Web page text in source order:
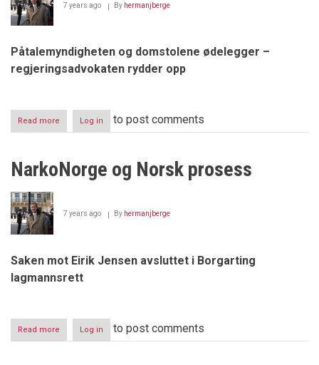
7 years ago By hermanjberge
Påtalemyndigheten og domstolene ødelegger –
regjeringsadvokaten rydder opp
Read more
Regjeringsadvokaten
og
Log in to post comments
NarkoNorge og Norsk prosess
7 years ago By hermanjberge
Saken mot Eirik Jensen avsluttet i Borgarting
lagmannsrett
Read more about
NarkoNorge
Log in to post comments